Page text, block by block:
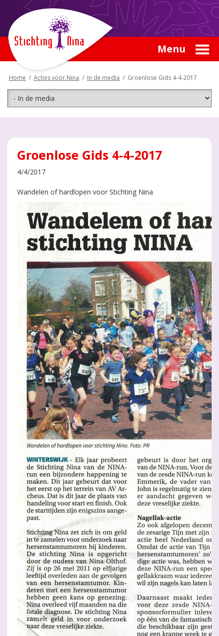
Menu
Home / Acties voor Nina / In de media / Groenlose Gids 4-4-2017
Groenlose Gids 4-4-2017
4/4/2017
Wandelen of hardlopen voor Stichting Nina